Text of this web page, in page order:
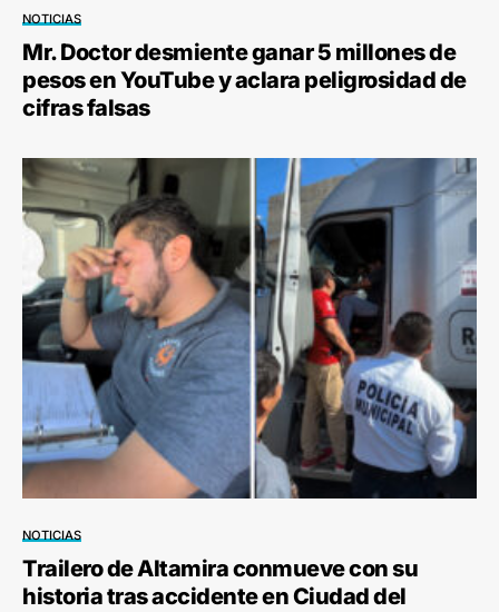
NOTICIAS
Mr. Doctor desmiente ganar 5 millones de
pesos en YouTube y aclara peligrosidad de
cifras falsas
NOTICIAS
Trailero de Altamira conmueve con su
historia tras accidente en Ciudad del